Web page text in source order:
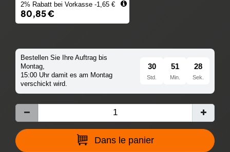
2% Rabatt bei Vorkasse -1,65 €
80,85 €
Bestellen Sie Ihre Auftrag bis
Montag,
15:00 Uhr damit es am Montag
verschickt wird.
30
Std.
51
Min.
26
Sek.
Dans le panier